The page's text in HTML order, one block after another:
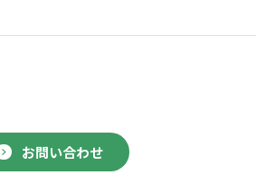
お問い合わせ